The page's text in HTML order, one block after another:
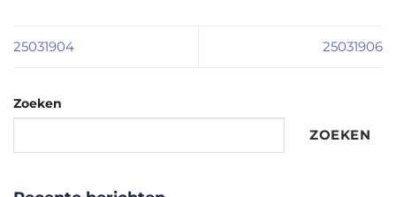
25031904 25031906
Zoeken
ZOEKEN